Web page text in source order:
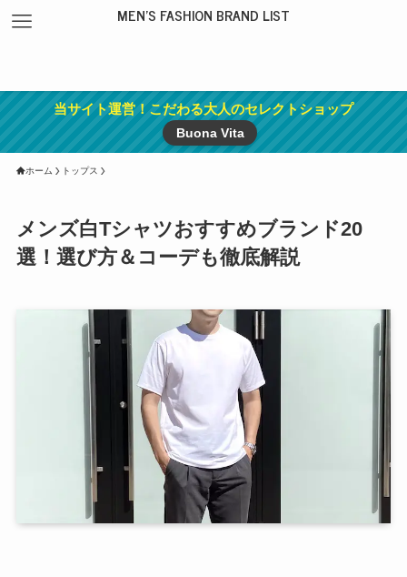
MEN'S FASHION BRAND LIST
当サイト運営！こだわる大人のセレクトショップ
Buona Vita
ホーム トップス
メンズ白Tシャツおすすめブランド20
選！選び方＆コーデも徹底解説